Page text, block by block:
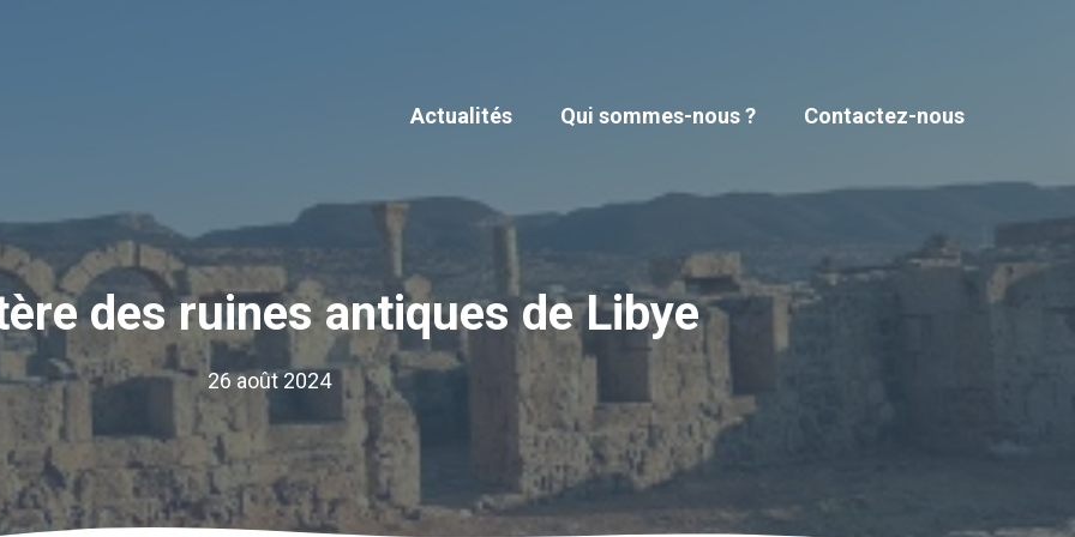
Actualités
Qui sommes-nous ? Contactez-nous
des ruines antiques de Libye
26 août 2024